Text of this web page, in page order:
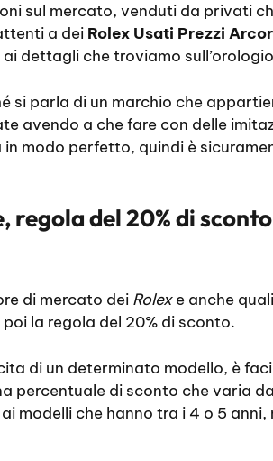
sul mercato, venduti da privati
a dei Rolex Usati Prezzi
dettagli che troviamo
parla di un marchio che
avendo a che fare con delle
modo perfetto, quindi è
regola del 20% di
di mercato dei Rolexe anche
la regola del 20% di sconto.
di un determinato modello, è
percentuale di sconto che varia
modelli che hanno tra i 4 o 5